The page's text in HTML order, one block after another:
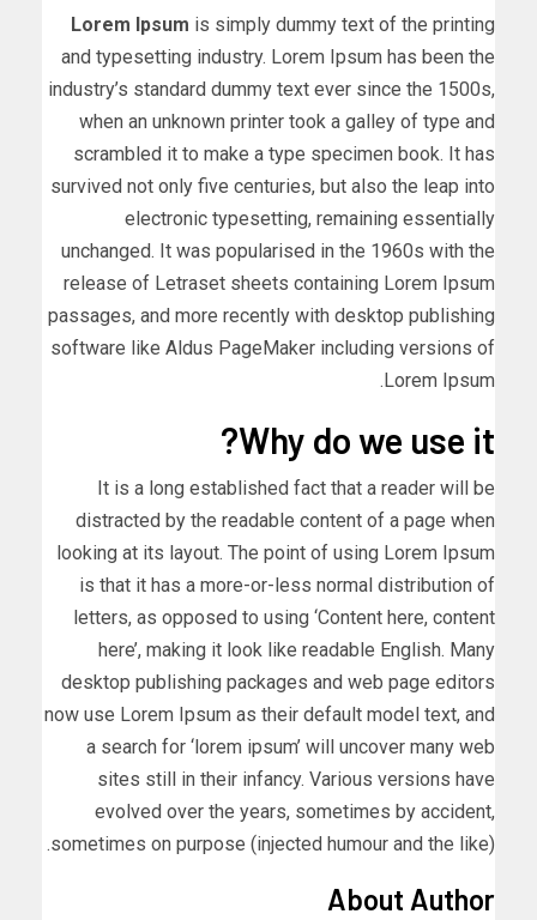
Lorem Ipsum is simply dummy text of the printing
and typesetting industry. Lorem Ipsum has been the
industry’s standard dummy text ever since the 1500s,
when an unknown printer took a galley of type and
scrambled it to make a type specimen book. It has
survived not only five centuries, but also the leap into
electronic typesetting, remaining essentially
unchanged. It was popularised in the 1960s with the
release of Letraset sheets containing Lorem Ipsum
passages, and more recently with desktop publishing
software like Aldus PageMaker including versions of
Lorem Ipsum.
Why do we use it?
It is a long established fact that a reader will be
distracted by the readable content of a page when
looking at its layout. The point of using Lorem Ipsum
is that it has a more-or-less normal distribution of
letters, as opposed to using ‘Content here, content
here’, making it look like readable English. Many
desktop publishing packages and web page editors
now use Lorem Ipsum as their default model text, and
a search for ‘lorem ipsum’ will uncover many web
sites still in their infancy. Various versions have
evolved over the years, sometimes by accident,
sometimes on purpose (injected humour and the like).
About Author